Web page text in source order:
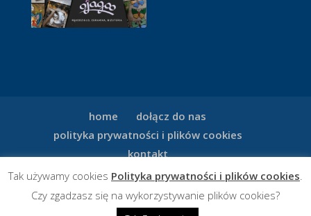
home
dołącz do nas
polityka prywatności i plików cookies
kontakt
Tak używamy cookies Polityka prywatności i plików cookies.
Czy zgadzasz się na wykorzystywanie plików cookies?